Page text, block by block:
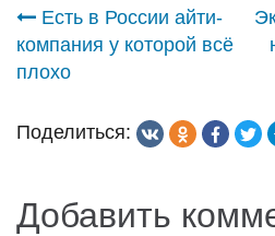
Навигация
по
записям
Есть в России айти-
компания у которой всё
плохо
Поделиться:
Добавить